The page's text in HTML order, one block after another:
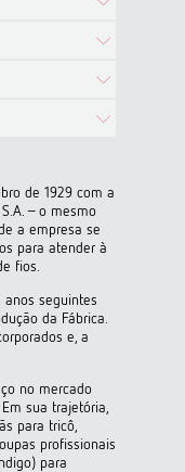
de 1929 com a
– o mesmo
a empresa se
para atender à
fios.
seguintes
da Fábrica.
e, a
no mercado
. Em sua trajetória,
para tricô,
profissionais
para